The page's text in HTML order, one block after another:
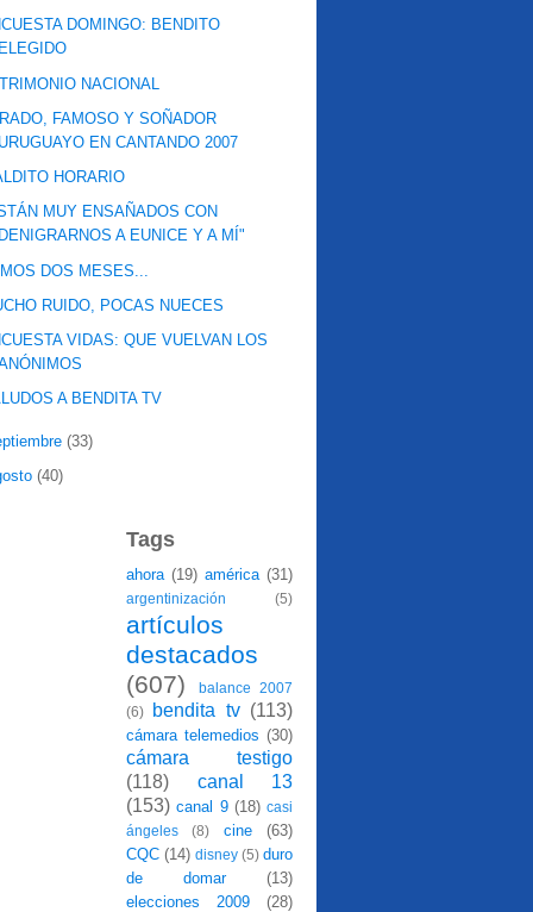
DOMINGO: BENDITO
NACIONAL
FAMOSO Y SOÑADOR
EN CANTANDO 2007
HORARIO
MUY ENSAÑADOS CON
A EUNICE Y A MÍ"
DOS MESES...
RUIDO, POCAS NUECES
VIDAS: QUE VUELVAN LOS
A BENDITA TV
(33)
(40)
Tags
ahora (19) américa (31)
argentinización (5)
artículos
destacados
(607)
balance 2007
(6)
bendita tv (113)
cámara telemedios (30)
cámara testigo
(118)
canal 13
(153) canal 9 (18) casi
ángeles
(8) cine
(63)
CQC (14) disney (5) duro
de domar
(13)
elecciones 2009
(28)